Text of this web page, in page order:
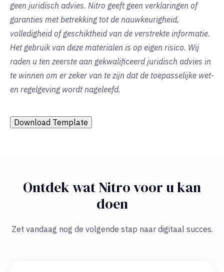
geen juridisch advies. Nitro geeft geen verklaringen of
garanties met betrekking tot de nauwkeurigheid,
volledigheid of geschiktheid van de verstrekte informatie.
Het gebruik van deze materialen is op eigen risico. Wij
raden u ten zeerste aan gekwalificeerd juridisch advies in
te winnen om er zeker van te zijn dat de toepasselijke wet-
en regelgeving wordt nageleefd.
Download Template
Ontdek wat Nitro voor u kan
doen
Zet vandaag nog de volgende stap naar digitaal succes.